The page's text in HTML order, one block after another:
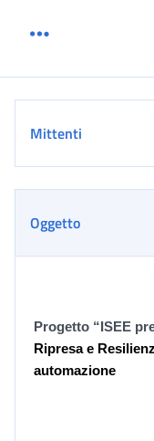
Mittenti
Oggetto
Progetto “ISEE
Ripresa e
automazione